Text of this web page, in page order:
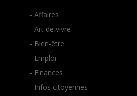
- Affaires
- Art de vivre
- Bien-être
- Emploi
- Finances
- Infos citoyennes